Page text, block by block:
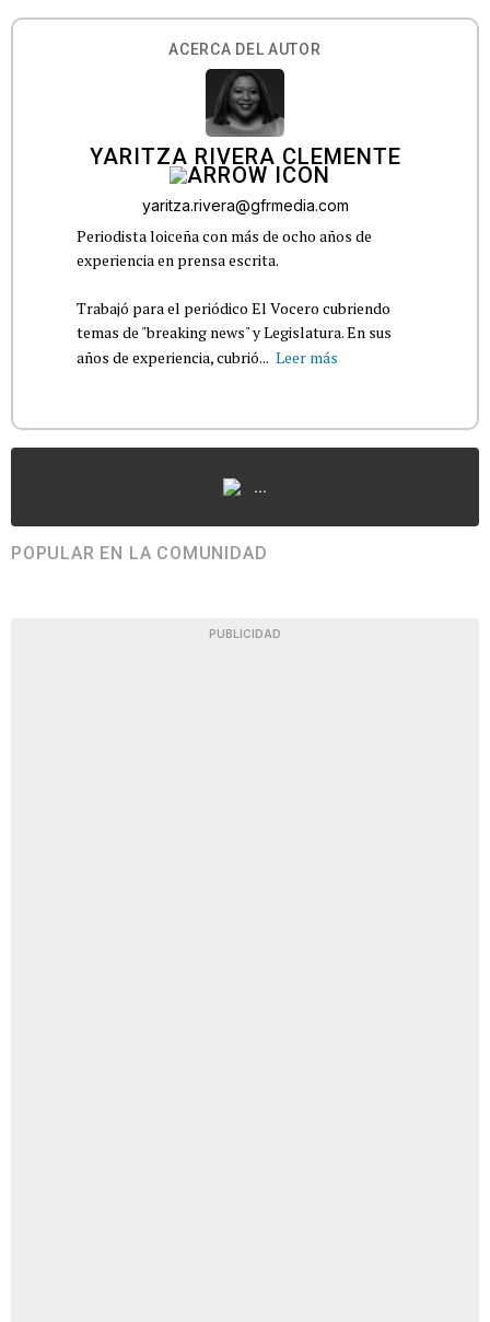
ACERCA DEL AUTOR
YARITZA RIVERA CLEMENTE
yaritza.rivera@gfrmedia.com
Periodista loiceña con más de ocho años de
experiencia en prensa escrita.
Trabajó para el periódico El Vocero cubriendo
temas de "breaking news" y Legislatura. En sus
años de experiencia, cubrió... Leer más
...
POPULAR EN LA COMUNIDAD
PUBLICIDAD